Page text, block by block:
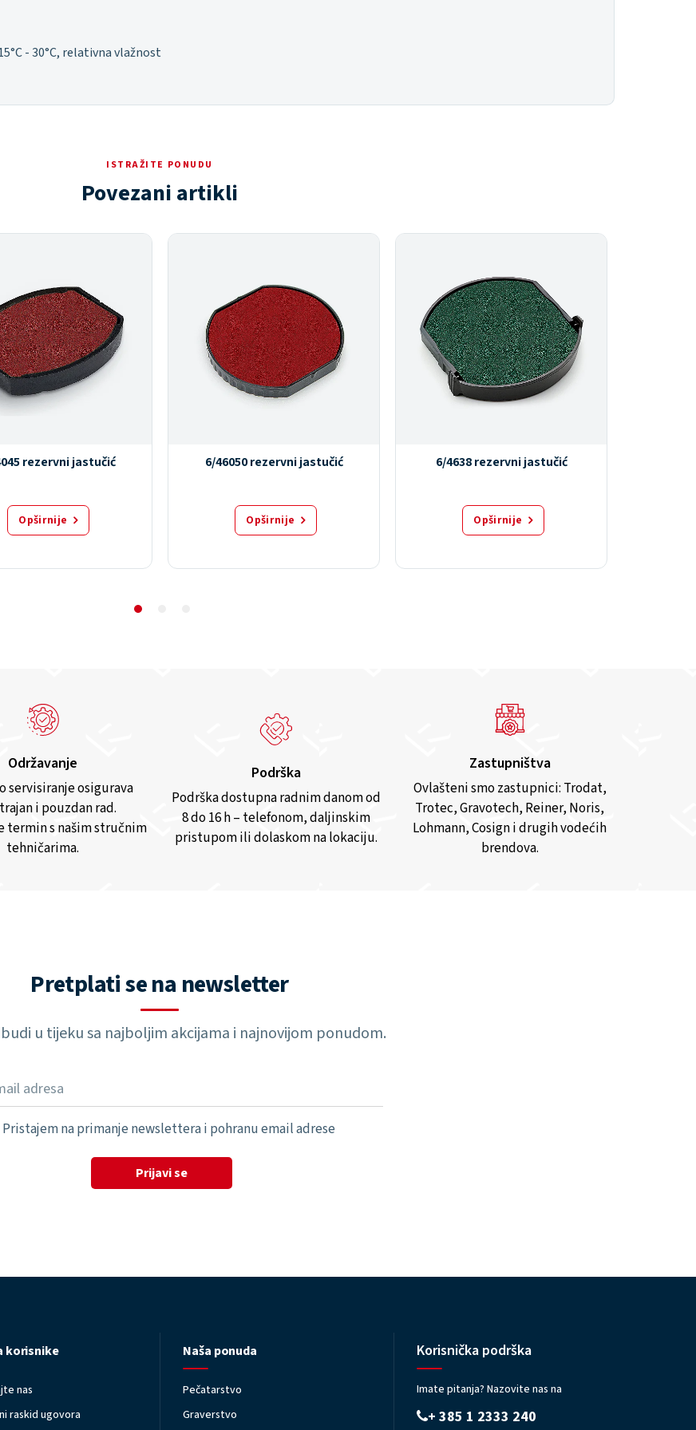
- 30°C, relativna vlažnost
ISTRAŽITE PONUDU
Povezani artikli
rezervni jastučić
Opširnije
6/46050 rezervni jastučić
Opširnije
6/4638 rezervni jastučić
Opširnije
Održavanje
servisiranje osigurava
i pouzdan rad.
termin s našim stručnim
tehničarima.
Podrška
Podrška dostupna radnim danom od
8 do 16 h – telefonom, daljinskim
pristupom ili dolaskom na lokaciju.
Zastupništva
Ovlašteni smo zastupnici: Trodat,
Trotec, Gravotech, Reiner, Noris,
Lohmann, Cosign i drugih vodećih
brendova.
Pretplati se na newsletter
budi u tijeku sa najboljim akcijama i najnovijom ponudom.
Pristajem na primanje newslettera i pohranu email adrese
Prijavi se
korisnike
nas
raskid ugovora
Naša ponuda
Pečatarstvo
Graverstvo
Korisnička podrška
Imate pitanja? Nazovite nas na
+ 385 1 2333 240